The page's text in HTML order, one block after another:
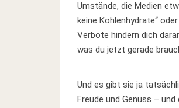
Umstände, die Medien
keine Kohlenhydrate“
Verbote hindern dich
was du jetzt gerade
Und es gibt sie ja
Freude und Genuss –